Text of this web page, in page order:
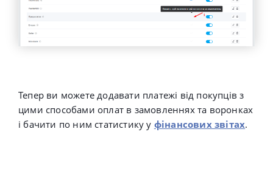
Тепер ви можете додавати платежі від покупців з
цими способами оплат в замовленнях та воронках
і бачити по ним статистику у фінансових звітах.